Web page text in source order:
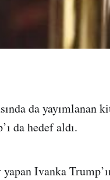
da yayımlanan
da hedef aldı.
Ivanka